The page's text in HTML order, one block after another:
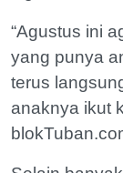
“Agustus ini
yang punya
terus
anaknya ikut